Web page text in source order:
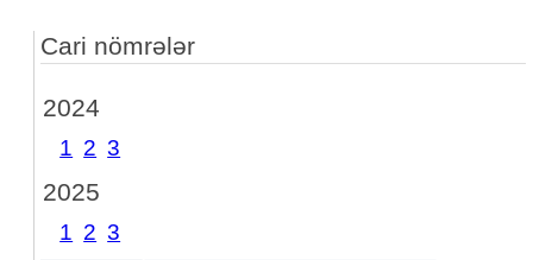
Cari nömrələr
2024
1 2 3
2025
1 2 3